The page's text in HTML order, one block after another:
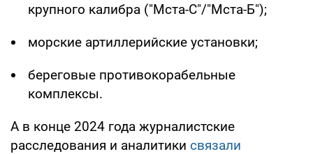
крупного калибра ("Мста-С"/"Мста-Б");
морские артиллерийские установки;
береговые противокорабельные
комплексы.
А в конце 2024 года журналистские
расследования и аналитики связали